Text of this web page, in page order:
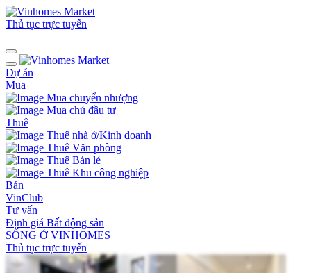
Thủ tục trực tuyến
Dự án
Mua
Mua chuyển nhượng
Mua chủ đầu tư
Thuê
Thuê nhà ở/Kinh doanh
Thuê Văn phòng
Thuê Bán lẻ
Thuê Khu công nghiệp
Bán
VinClub
Tư vấn
Định giá Bất động sản
SỐNG Ở VINHOMES
Thủ tục trực tuyến